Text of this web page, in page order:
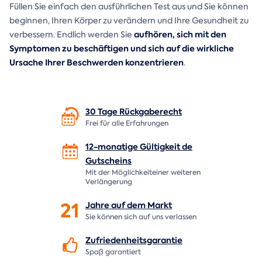
Füllen Sie einfach den ausführlichen Test aus und Sie können
beginnen, Ihren Körper zu verändern und Ihre Gesundheit zu
verbessern. Endlich werden Sie aufhören, sich mit den
Symptomen zu beschäftigen und sich auf die wirkliche
Ursache Ihrer Beschwerden konzentrieren.
30 Tage Rückgaberecht
Frei für alle Erfahrungen
12-monatige Gültigkeit de
Gutscheins
Mit der Möglichkeiteiner weiteren
Verlängerung
21 Jahre auf dem Markt
Sie können sich auf uns verlassen
Zufriedenheitsgarantie
Spaß garantiert